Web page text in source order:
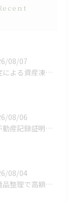
08/07
認知症による資産凍結（デッドロック）
08/06
所有不動産記録証明制度
08/04
親の遺品整理で高額の現金が